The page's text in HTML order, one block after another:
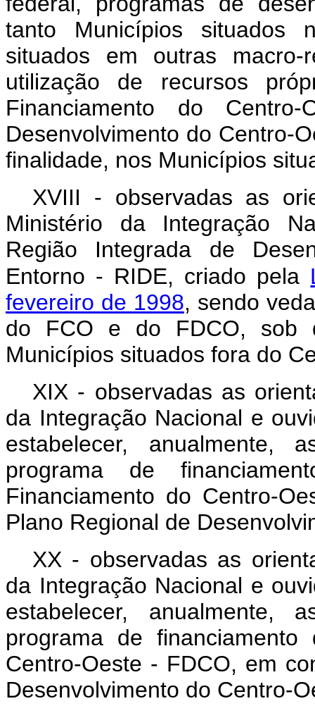
tanto Municípios situados
situados em outras
utilização de recursos
Financiamento do
Desenvolvimento do Centro-
finalidade, nos Municípios
XVIII - observadas as
Ministério da Integração
Região Integrada de
Entorno - RIDE, criado pela
fevereiro de 1998, sendo
do FCO e do FDCO, sob
Municípios situados fora do
XIX - observadas as
da Integração Nacional e
estabelecer,
programa de
Financiamento do Centro-
Plano Regional de
XX - observadas as
da Integração Nacional e
estabelecer,
programa de
Centro-Oeste - FDCO, em
Desenvolvimento do Centro-